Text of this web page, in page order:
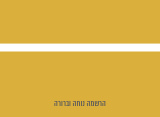
הרשמה נוחה וברורה